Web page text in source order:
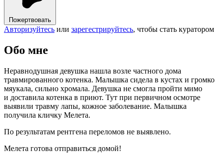
Пожертвовать
Авторизуйтесь или зарегестрируйтесь, чтобы стать куратором
Обо мне
Неравнодушная девушка нашла возле частного дома
травмированного котенка. Малышка сидела в кустах и громко
мяукала, сильно хромала. Девушка не смогла пройти мимо
и доставила котенка в приют. Тут при первичном осмотре
выявили травму лапы, кожное заболевание. Малышка
получила кличку Мелета.
По результатам рентгена переломов не выявлено.
Мелета готова отправиться домой!